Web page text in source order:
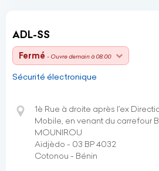
ADL-SS
Fermé - Ouvre demain à 08:00
Sécurité électronique
1è Rue à droite après l’ex
Mobile, en venant du carrefour
MOUNIROU
Aïdjèdo - 03 BP 4032
Cotonou - Bénin